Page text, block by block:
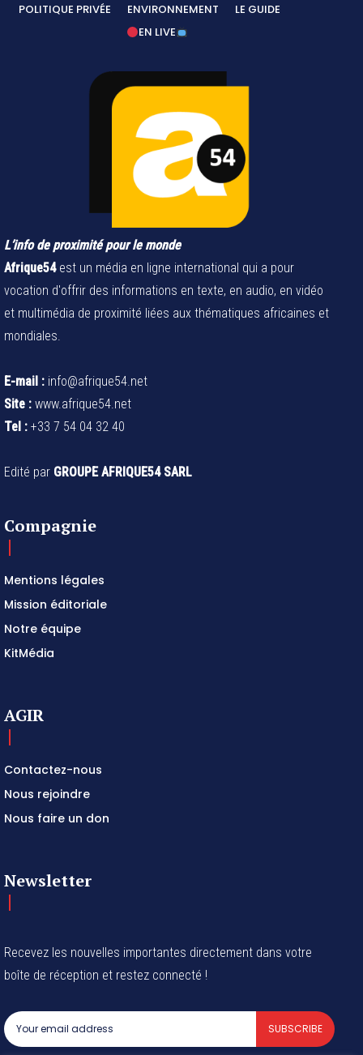
POLITIQUE PRIVÉE
ENVIRONNEMENT
LE GUIDE
EN LIVE
L’info de proximité pour le monde
Afrique54est un média en ligne international qui a pour
vocation d'offrir des informations en texte, en audio, en vidéo
et multimédia de proximité liées aux thématiques africaines et
mondiales.
E-mail : info@afrique54.net
Site : www.afrique54.net
Tel : +33 7 54 04 32 40
Edité par GROUPE AFRIQUE54 SARL
Compagnie
Mentions légales
Mission éditoriale
Notre équipe
KitMédia
AGIR
Contactez-nous
Nous rejoindre
Nous faire un don
Newsletter
Recevez les nouvelles importantes directement dans votre
boîte de réception et restez connecté !
SUBSCRIBE